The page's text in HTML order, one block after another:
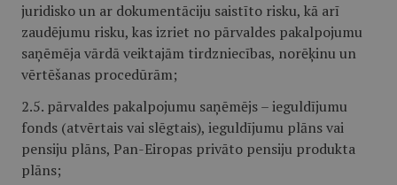
juridisko un ar dokumentāciju saistīto risku, kā arī
zaudējumu risku, kas izriet no pārvaldes pakalpojumu
saņēmēja vārdā veiktajām tirdzniecības, norēķinu un
vērtēšanas procedūrām;
2.5. pārvaldes pakalpojumu saņēmējs – ieguldījumu
fonds (atvērtais vai slēgtais), ieguldījumu plāns vai
pensiju plāns, Pan-Eiropas privāto pensiju produkta
plāns;